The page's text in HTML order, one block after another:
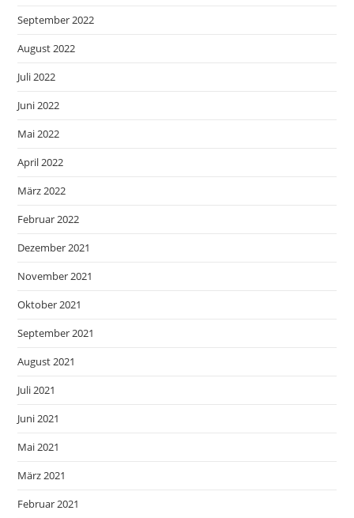
September 2022
August 2022
Juli 2022
Juni 2022
Mai 2022
April 2022
März 2022
Februar 2022
Dezember 2021
November 2021
Oktober 2021
September 2021
August 2021
Juli 2021
Juni 2021
Mai 2021
März 2021
Februar 2021